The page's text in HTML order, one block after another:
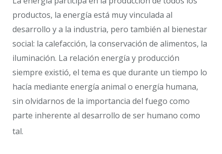
productos, la energía está muy vinculada al
desarrollo y a la industria, pero también al bienestar
social: la calefacción, la conservación de alimentos, la
iluminación. La relación energía y producción
siempre existió, el tema es que durante un tiempo lo
hacía mediante energía animal o energía humana,
sin olvidarnos de la importancia del fuego como
parte inherente al desarrollo de ser humano como
tal.